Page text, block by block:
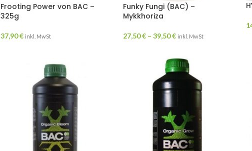
Frooting Power von BAC –
325g
37,90€ inkl. MwSt
Funky Fungi (BAC) –
Mykkhoriza
27,50€ –39,50€ inkl. MwSt